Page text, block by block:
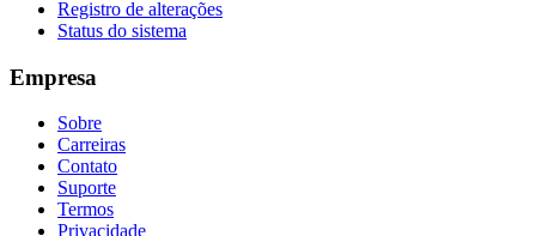
Registro de alterações
Status do sistema
Empresa
Sobre
Carreiras
Contato
Suporte
Termos
Privacidade